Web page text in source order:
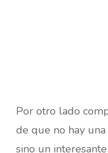
Por otro lado
de que no hay
sino un